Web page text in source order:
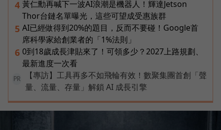
4 黃仁勳再喊下一波AI浪潮是機器人！輝達Jetson
Thor台鏈名單曝光，這些可望成受惠族群
5 AI已經做得到20%的題目，反而不要碰！Google首
席科學家給創業者的「1%法則」
6 0到18歲成長津貼來了！可領多少？2027上路規劃、
最新進度一次看
PR
【專訪】工具再多不如飛輪有效！數聚集團首創「聲
量、流量、存量」解鎖 AI 成長引擎